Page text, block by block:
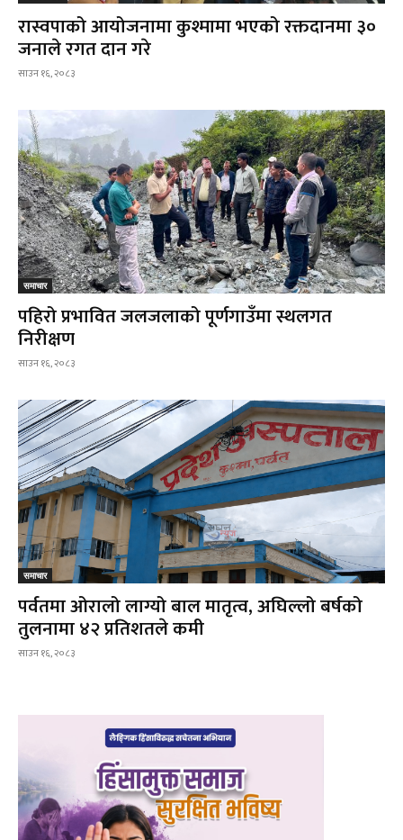
रास्वपाको आयोजनामा कुश्मामा भएको रक्तदानमा ३०
जनाले रगत दान गरे
साउन १६, २०८३
समाचार
पहिरो प्रभावित जलजलाको पूर्णगाउँमा स्थलगत
निरीक्षण
साउन १६, २०८३
समाचार
पर्वतमा ओरालो लाग्यो बाल मातृत्व, अघिल्लो बर्षको
तुलनामा ४२ प्रतिशतले कमी
साउन १६, २०८३